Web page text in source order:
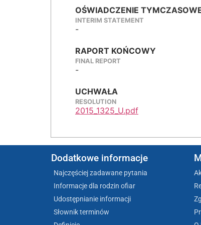
OŚWIADCZENIE
INTERIM STATEMENT
-
RAPORT KOŃCOWY
FINAL REPORT
-
UCHWAŁA
RESOLUTION
2015_1325_U.pdf
Dodatkowe informacje
Najczęściej zadawane pytania
Informacje dla rodzin ofiar
Udostępnianie informacji
Słownik terminów